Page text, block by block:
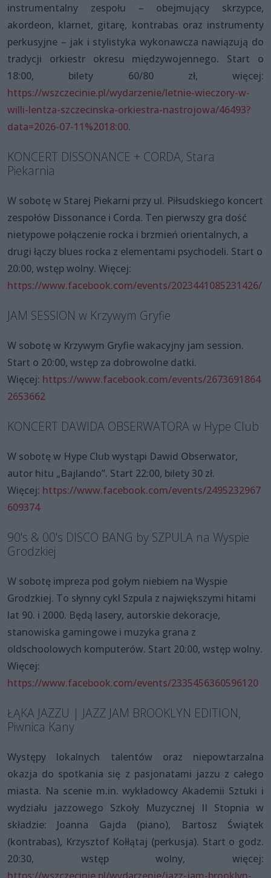
instrumentalny zespołu – obejmujący skrzypce,
akordeon, klarnet, gitarę, kontrabas oraz instrumenty
perkusyjne – jak i stylistyka wykonawcza nawiązują do
tradycji orkiestr okresu międzywojennego. Start o
18:00, bilety 60/80 zł, więcej:
https://wszczecinie.pl/wydarzenie/letnie-wieczory-w-
willi-lentza-szczecinska-orkiestra-nastrojowa/46493?
data=2026-07-11%2018:00.
KONCERT DISSONANCE + CORDA, Stara
Piekarnia
W sobotę w Starej Piekarni przy ul. Piłsudskiego koncert
zespołów Dissonance i Corda. Ten pierwszy gra dość
nietypowe połączenie rocka i brzmień orientalnych, a
drugi łączy blues rocka z elementami psychodeli. Start o
20:00, wstęp wolny. Więcej:
https://www.facebook.com/events/2023441085231426/
JAM SESSION w Krzywym Gryfie
W sobotę w Krzywym Gryfie wakacyjny jam session.
Start o 20:00, wstęp za dobrowolne datki.
Więcej: https://www.facebook.com/events/2673691864
2653662
KONCERT DAWIDA OBSERWATORA w Hype Club
W sobotę w Hype Club wystąpi Dawid Obserwator,
autor hitu „Bajlando”. Start 22:00, bilety 30 zł.
Więcej: https://www.facebook.com/events/2495232967
609374
90's & 00's DISCO BANG by SZPULA na Wyspie
Grodzkiej
W sobotę impreza pod gołym niebiem na Wyspie
Grodzkiej. To słynny cykl Szpula z największymi hitami
lat 90. i 2000. Będą lasery, autorskie dekoracje,
stanowiska gamingowe i muzyka grana z
oldschoolowych komputerów. Start 20:00, wstęp wolny.
Więcej:
https://www.facebook.com/events/2335456360596120
ŁĄKA JAZZU | JAZZ JAM BROOKLYN EDITION,
Piwnica Kany
Występy lokalnych talentów oraz niepowtarzalna
okazja do spotkania się z pasjonatami jazzu z całego
miasta. Na scenie m.in. wykładowcy Akademii Sztuki i
wydziału jazzowego Szkoły Muzycznej II Stopnia w
składzie: Joanna Gajda (piano), Bartosz Świątek
(kontrabas), Krzysztof Kołłątaj (perkusja). Start o godz.
20:30, wstęp wolny, więcej: